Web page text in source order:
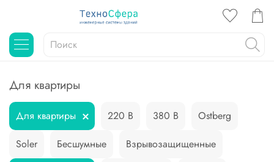
Для квартиры
Для квартиры 220 В 380 В
Ostberg
Soler
Бесшумные
Взрывозащищенные